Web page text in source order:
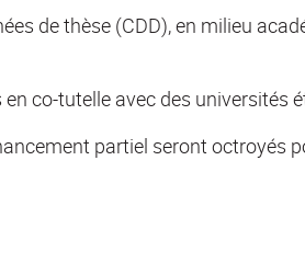
de thèse (CDD), en milieu
co-tutelle avec des universités
partiel seront octroyés